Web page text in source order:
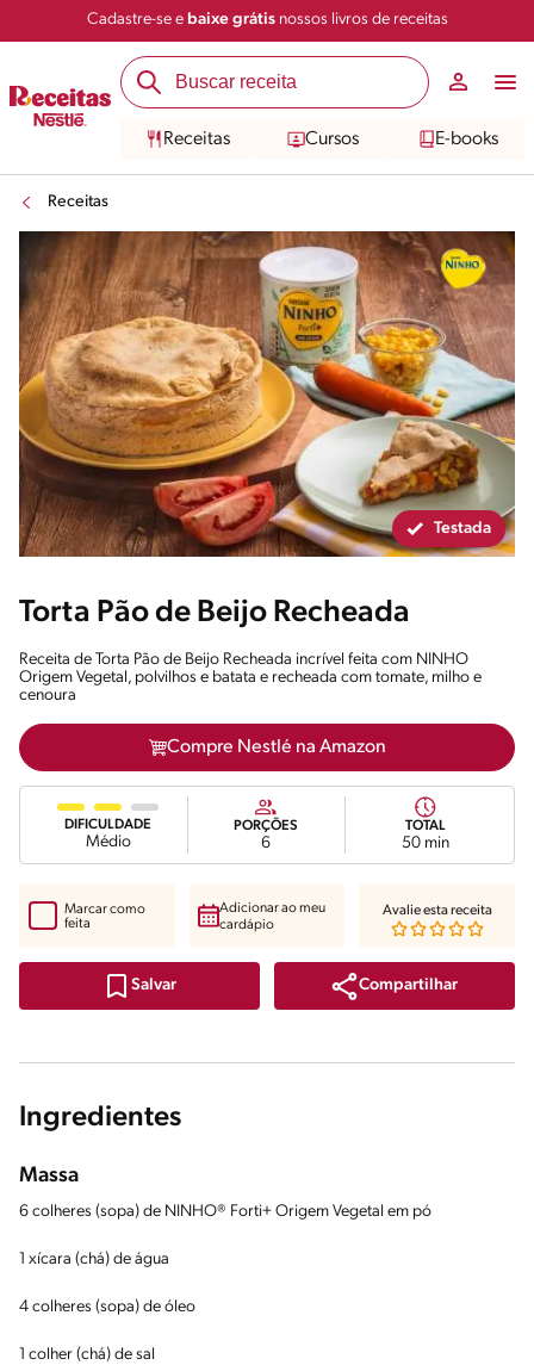
Cadastre-se e baixe grátisnossos livros de receitas
Receitas Cursos E-books
Receitas
Salvar Compartilhar
Testada
Torta Pão de Beijo Recheada
Receita de Torta Pão de Beijo Recheada incrível feita com NINHO
Origem Vegetal, polvilhos e batata e recheada com tomate, milho e
cenoura
Compre Nestlé na Amazon
DIFICULDADE
Médio
PORÇÕES
6
TOTAL
50 min
Salvar Compartilhar
Marcar como
feita
Adicionar ao meu
cardápio
Avalie esta receita
Ingredientes
Massa
6 colheres (sopa) de NINHO® Forti+ Origem Vegetal em pó
1 xícara (chá) de água
4 colheres (sopa) de óleo
1 colher (chá) de sal